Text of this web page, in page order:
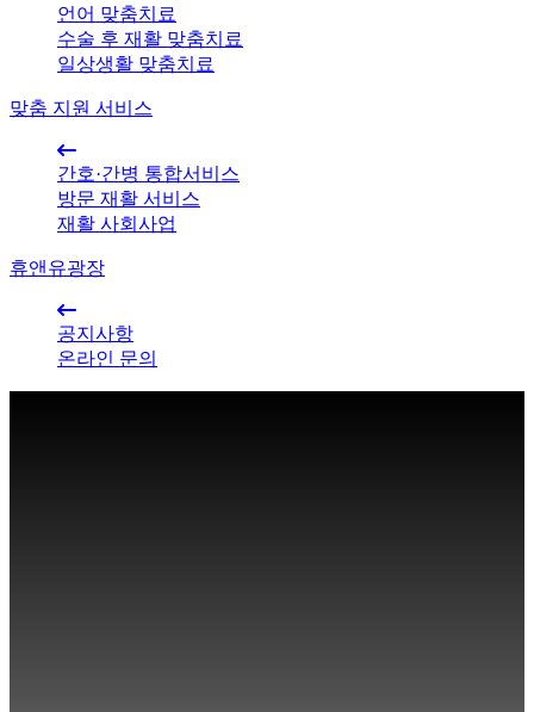
언어 맞춤치료
수술 후 재활 맞춤치료
일상생활 맞춤치료
맞춤 지원 서비스
간호·간병 통합서비스
방문 재활 서비스
재활 사회사업
휴앤유광장
공지사항
온라인 문의